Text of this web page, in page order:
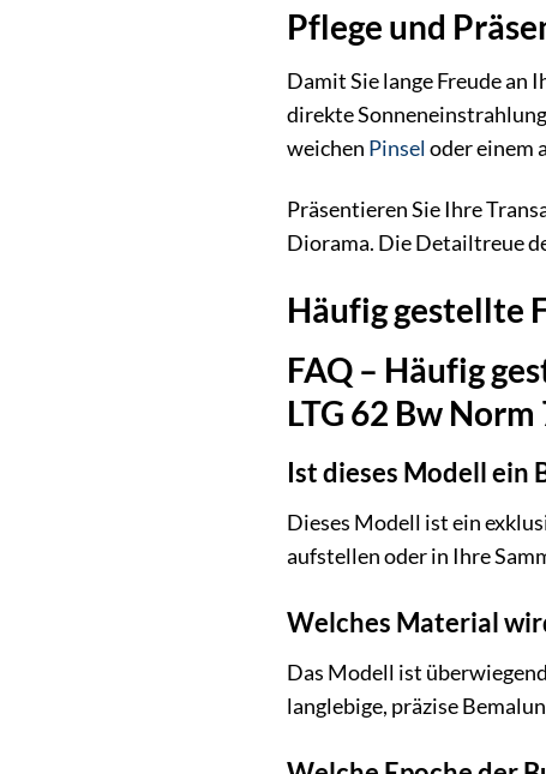
Pflege und
Damit Sie lange Freude an
direkte
weichen Pinseloder einem
Präsentieren Sie Ihre
Diorama. Die Detailtreue
Häufig gestellte
FAQ – Häufig
LTG 62 Bw
Ist dieses Modell ein
Dieses Modell ist ein
aufstellen oder in Ihre
Welches Material
Das Modell ist
langlebige, präzise